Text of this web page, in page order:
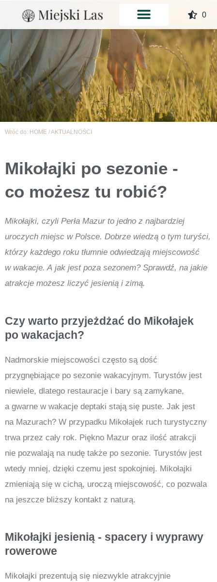
Przejdź
treści
0
Wróć do: HOME /AKTUALNOŚCI
Mikołajki po sezonie -
co możesz tu robić?
Mikołajki, czyli Perła Mazur to jedno z najbardziej
uroczych miejsc w Polsce. Dobrze wiedzą o tym turyści,
którzy każdego roku tłumnie odwiedzają miejscowość
w wakacje. A jak jest poza sezonem? Sprawdź, na jakie
atrakcje możesz liczyć jesienią i zimą.
Czy warto przyjeżdżać do Mikołajek
po wakacjach?
Nadmorskie miejscowości często są dość
przygnębiające po sezonie wakacyjnym. Turystów jest
niewiele, dlatego restauracje i bary są zamykane,
a gwarne w wakacje deptaki stają się puste. Jak jest
na Mazurach? W przypadku Mikołajek ruch turystyczny
trwa przez cały rok. Piękno Mazur oraz ilość atrakcji
nie pozwalają na nudę także po sezonie. Turystów jest
wtedy mniej, dzięki czemu jest spokojniej. Mikołajki
zmieniają się w cichą, uroczą miejscowość, co pozwala
na jeszcze bliższy kontakt z naturą.
Mikołajki jesienią - spacery i wyprawy
rowerowe
Mikołajki prezentują się niezwykle atrakcyjnie